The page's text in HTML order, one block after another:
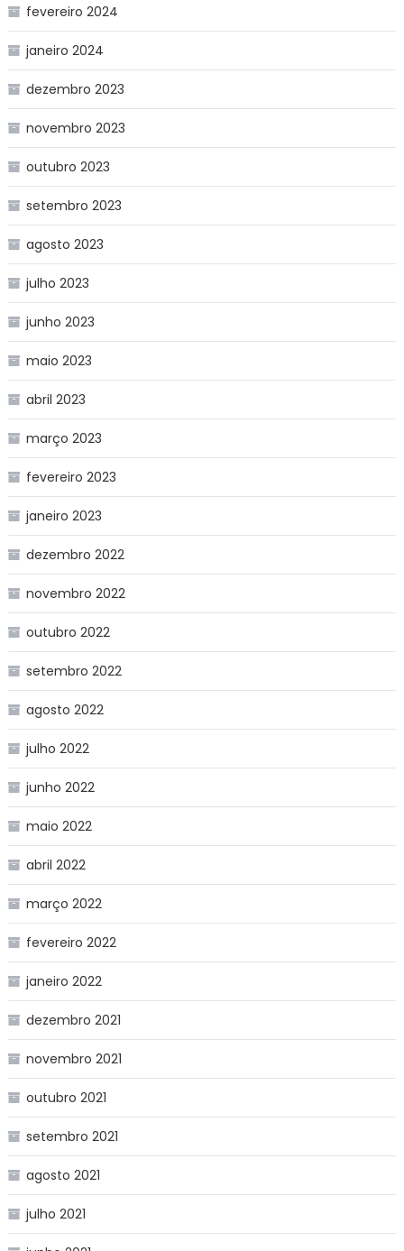
fevereiro 2024
janeiro 2024
dezembro 2023
novembro 2023
outubro 2023
setembro 2023
agosto 2023
julho 2023
junho 2023
maio 2023
abril 2023
março 2023
fevereiro 2023
janeiro 2023
dezembro 2022
novembro 2022
outubro 2022
setembro 2022
agosto 2022
julho 2022
junho 2022
maio 2022
abril 2022
março 2022
fevereiro 2022
janeiro 2022
dezembro 2021
novembro 2021
outubro 2021
setembro 2021
agosto 2021
julho 2021